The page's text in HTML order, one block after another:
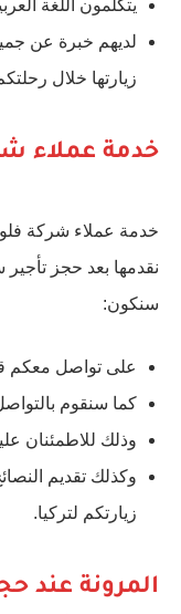
يتكلمون اللغة
لديهم خبرة عن
زيارتها خلال
خدمة عملاء
خدمة عملاء شركة
نقدمها بعد حجز
سنكون:
على تواصل معكم
كما سنقوم
وذلك للاطمئنان
وكذلك تقديم
زيارتكم لتركيا.
المرونة عند